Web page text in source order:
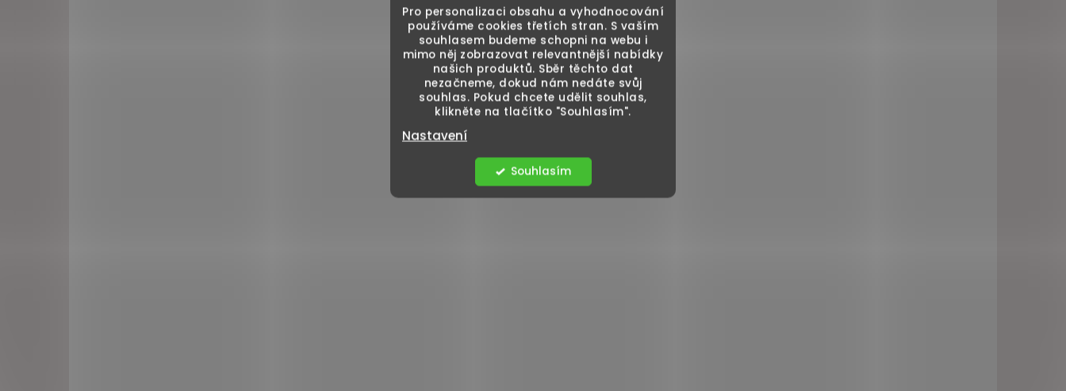
Pro personalizaci obsahu a vyhodnocování
používáme cookies třetích stran. S vaším
souhlasem budeme schopni na webu i
mimo něj zobrazovat relevantnější nabídky
našich produktů. Sběr těchto dat
nezačneme, dokud nám nedáte svůj
souhlas. Pokud chcete udělit souhlas,
klikněte na tlačítko "Souhlasím".
Nastavení
Souhlasím